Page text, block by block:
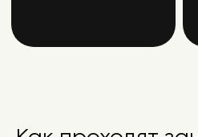
(ссылка для скачивания) или скачайте
Всегда актуальное расписание
Последние новости и